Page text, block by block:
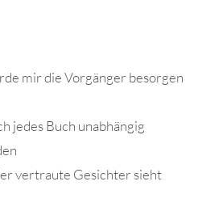
mir die Vorgänger besorgen
jedes Buch unabhängig
vertraute Gesichter sieht